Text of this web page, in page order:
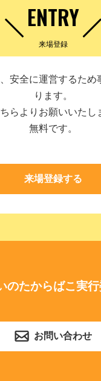
ENTRY
来場登録
安全に運営するため
ります。
らよりお願いいたし
無料です。
来場登録する
のたからばこ実
お問い合わせ